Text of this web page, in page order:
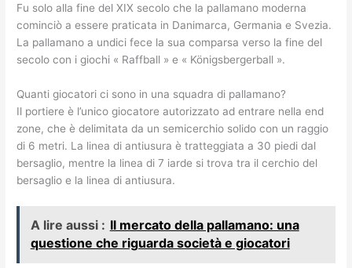
Fu solo alla fine del XIX secolo che la pallamano moderna
cominciò a essere praticata in Danimarca, Germania e Svezia.
La pallamano a undici fece la sua comparsa verso la fine del
secolo con i giochi « Raffball » e « Königsbergerball ».
Quanti giocatori ci sono in una squadra di pallamano?
Il portiere è l’unico giocatore autorizzato ad entrare nella end
zone, che è delimitata da un semicerchio solido con un raggio
di 6 metri. La linea di antiusura è tratteggiata a 30 piedi dal
bersaglio, mentre la linea di 7 iarde si trova tra il cerchio del
bersaglio e la linea di antiusura.
A lire aussi : Il mercato della pallamano: una
questione che riguarda società e giocatori